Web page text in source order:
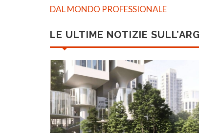
DAL MONDO PROFESSIONALE
LE ULTIME NOTIZIE